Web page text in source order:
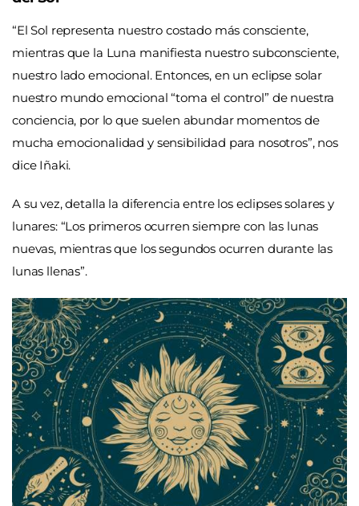
“El Sol representa nuestro costado más consciente,
mientras que la Luna manifiesta nuestro subconsciente,
nuestro lado emocional. Entonces, en un eclipse solar
nuestro mundo emocional “toma el control” de nuestra
conciencia, por lo que suelen abundar momentos de
mucha emocionalidad y sensibilidad para nosotros”, nos
dice Iñaki.
A su vez, detalla la diferencia entre los eclipses solares y
lunares: “Los primeros ocurren siempre con las lunas
nuevas, mientras que los segundos ocurren durante las
lunas llenas”.